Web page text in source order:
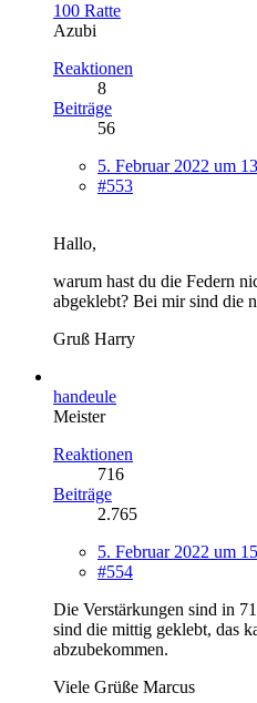
100 Ratte
Azubi
Reaktionen
8
Beiträge
56
5. Februar 2022 um
#553
Hallo,
warum hast du die Federn
abgeklebt? Bei mir sind die
Gruß Harry
handeule
Meister
Reaktionen
716
Beiträge
2.765
5. Februar 2022 um
#554
Die Verstärkungen sind in
sind die mittig geklebt, das
abzubekommen.
Viele Grüße Marcus